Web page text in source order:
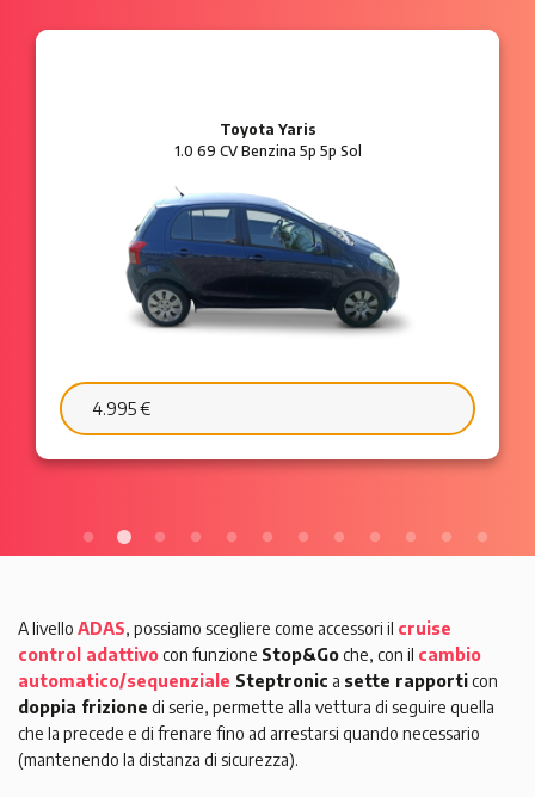
Ford Ka
1.2 8V 69 CV Benzina 3p Plus
6.595 €
A livello ADAS, possiamo scegliere come accessori il cruise
control adattivocon funzione Stop&Goche, con il cambio
automatico/sequenziale Steptronic a sette rapporticon
doppia frizione di serie, permette alla vettura di seguire quella
che la precede e di frenare fino ad arrestarsi quando necessario
(mantenendo la distanza di sicurezza).